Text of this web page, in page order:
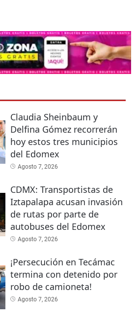
Claudia Sheinbaum y
Delfina Gómez recorrerán
hoy estos tres municipios
del Edomex
Agosto 7, 2026
CDMX: Transportistas de
Iztapalapa acusan invasión
de rutas por parte de
autobuses del Edomex
Agosto 7, 2026
¡Persecución en Tecámac
termina con detenido por
robo de camioneta!
Agosto 7, 2026